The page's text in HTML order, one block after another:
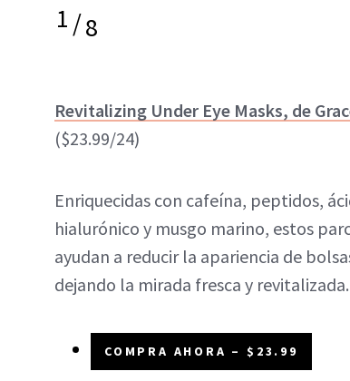
1/8
Revitalizing Under Eye Masks, de
($23.99/24)
Enriquecidas con cafeína, peptidos,
hialurónico y musgo marino, estos
ayudan a reducir la apariencia de
dejando la mirada fresca y revitalizada.
COMPRA AHORA – $23.99